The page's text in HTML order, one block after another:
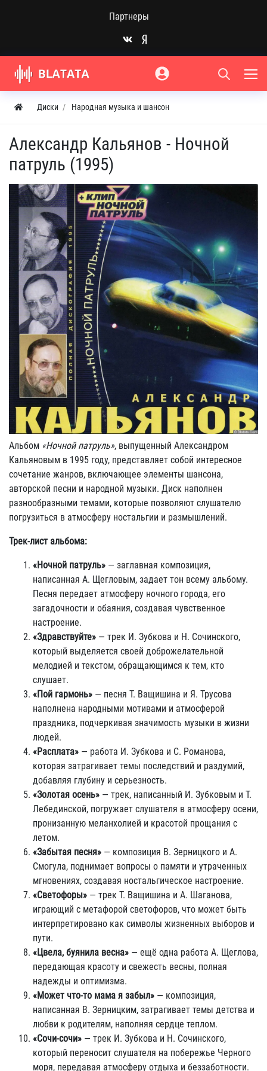
Партнеры
Диски Народная музыка и шансон
Александр Кальянов - Ночной
патруль (1995)
Альбом «Ночной патруль», выпущенный Александром
Кальяновым в 1995 году, представляет собой интересное
сочетание жанров, включающее элементы шансона,
авторской песни и народной музыки. Диск наполнен
разнообразными темами, которые позволяют слушателю
погрузиться в атмосферу ностальгии и размышлений.
Трек-лист альбома:
«Ночной патруль» — заглавная композиция,
написанная А. Щегловым, задает тон всему альбому.
Песня передает атмосферу ночного города, его
загадочности и обаяния, создавая чувственное
настроение.
«Здравствуйте» — трек И. Зубкова и Н. Сочинского,
который выделяется своей доброжелательной
мелодией и текстом, обращающимся к тем, кто
слушает.
«Пой гармонь» — песня Т. Ващишина и Я. Трусова
наполнена народными мотивами и атмосферой
праздника, подчеркивая значимость музыки в жизни
людей.
«Расплата» — работа И. Зубкова и С. Романова,
которая затрагивает темы последствий и раздумий,
добавляя глубину и серьезность.
«Золотая осень» — трек, написанный И. Зубковым и Т.
Лебединской, погружает слушателя в атмосферу осени,
пронизанную меланхолией и красотой прощания с
летом.
«Забытая песня» — композиция В. Зерницкого и А.
Смогула, поднимает вопросы о памяти и утраченных
мгновениях, создавая ностальгическое настроение.
«Светофоры» — трек Т. Ващишина и А. Шаганова,
играющий с метафорой светофоров, что может быть
интерпретировано как символы жизненных выборов и
пути.
«Цвела, буянила весна» — ещё одна работа А. Щеглова,
передающая красоту и свежесть весны, полная
надежды и оптимизма.
«Может что-то мама я забыл» — композиция,
написанная В. Зерницким, затрагивает темы детства и
любви к родителям, наполняя сердце теплом.
«Сочи-сочи» — трек И. Зубкова и Н. Сочинского,
который переносит слушателя на побережье Черного
моря, передавая атмосферу отдыха и беззаботности.